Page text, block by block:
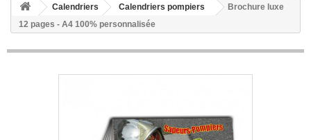
Calendriers Calendriers pompiers
Brochure luxe
12 pages - A4 100% personnalisée